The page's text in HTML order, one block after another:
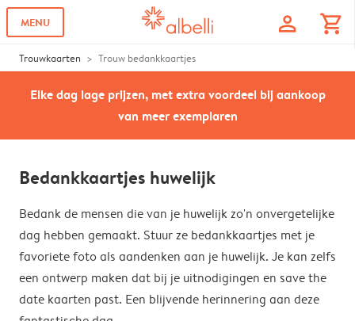
MENU profile shopping_cart
Trouwkaarten Trouw bedankkaartjes
Elke dag lage prijzen, met extra voordeel bij aankoop
van meer exemplaren
Bedankkaartjes huwelijk
Bedank de mensen die van je huwelijk zo'n onvergetelijke
dag hebben gemaakt. Stuur ze bedankkaartjes met je
favoriete foto als aandenken aan je huwelijk. Je kan zelfs
een ontwerp maken dat bij je uitnodigingen en save the
date kaarten past. Een blijvende herinnering aan deze